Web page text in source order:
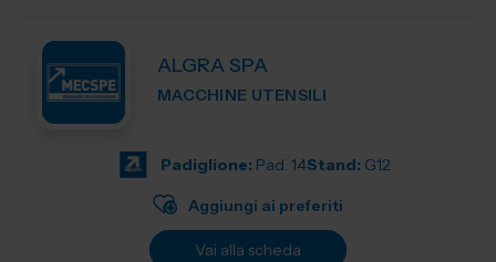
ALGRA SPA
MACCHINE UTENSILI
Padiglione: Pad. 14Stand: G12
Aggiungi ai preferiti
Vai alla scheda